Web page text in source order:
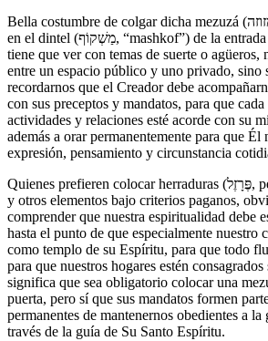
Bella costumbre de colgar dicha mezuzá (מזוזה, marco, lado, jamba)
en el dintel (מַשְׁקוֹף, “mashkof”) de la entrada de la casa, lo cual no
tiene que ver con temas de suerte o
entre un espacio público y uno privado, sino
recordarnos que el Creador debe
con sus preceptos y mandatos, para que cada
actividades y relaciones esté acorde con su
además a orar permanentemente para que Él
expresión, pensamiento y circunstancia
Quienes prefieren colocar herraduras (פֶּרָזֶל, perazel), matas de sábila
y otros elementos bajo criterios paganos,
comprender que nuestra espiritualidad debe
hasta el punto de que especialmente nuestro
como templo de su Espíritu, para que todo
para que nuestros hogares estén
significa que sea obligatorio colocar una
puerta, pero sí que sus mandatos formen
permanentes de mantenernos obedientes a
través de la guía de Su Santo Espíritu.